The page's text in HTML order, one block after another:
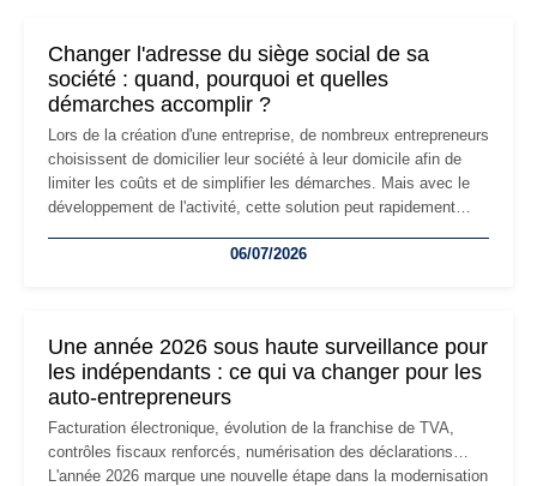
Changer l'adresse du siège social de sa
société : quand, pourquoi et quelles
démarches accomplir ?
Lors de la création d'une entreprise, de nombreux entrepreneurs
choisissent de domicilier leur société à leur domicile afin de
limiter les coûts et de simplifier les démarches. Mais avec le
développement de l'activité, cette solution peut rapidement
professionnels, recrutement, image de marque… Le
06/07/2026
Une année 2026 sous haute surveillance pour
les indépendants : ce qui va changer pour les
auto-entrepreneurs
Facturation électronique, évolution de la franchise de TVA,
contrôles fiscaux renforcés, numérisation des déclarations…
L'année 2026 marque une nouvelle étape dans la modernisation